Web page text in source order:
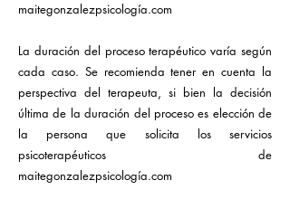
maitegonzalezpsicología.com
La duración del proceso terapéutico varía según
cada caso. Se recomienda tener en cuenta la
perspectiva del terapeuta, si bien la decisión
última de la duración del proceso es elección de
la persona que solicita los servicios
psicoterapéuticos de
maitegonzalezpsicología.com